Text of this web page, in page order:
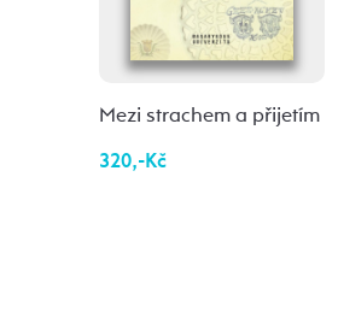
Mezi strachem a přijetím
320,-Kč